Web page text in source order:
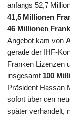
anfangs 52,7
41,5 Millionen
46 Millionen
Angebot kam von
gerade der IHF-
Franken Lizenzen
insgesamt 100
Präsident Hassan
sofort über den
später verhandelt,